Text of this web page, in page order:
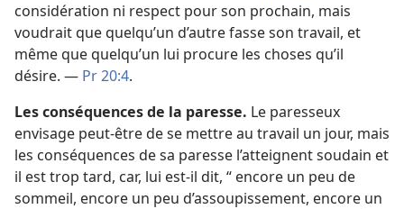
considération ni respect pour son prochain, mais
voudrait que quelqu’un d’autre fasse son travail, et
même que quelqu’un lui procure les choses qu’il
désire. — Pr 20:4.
Les conséquences de la paresse. Le paresseux
envisage peut-être de se mettre au travail un jour, mais
les conséquences de sa paresse l’atteignent soudain et
il est trop tard, car, lui est-il dit, “ encore un peu de
sommeil, encore un peu d’assoupissement, encore un